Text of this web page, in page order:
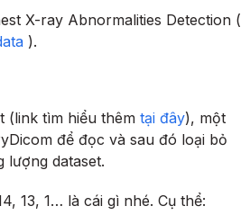
X-ray Abnormalities Detection (
).
(link tìm hiểu thêm tại đây), một
để đọc và sau đó loại bỏ
lượng dataset.
13, 1… là cái gì nhé. Cụ thể: